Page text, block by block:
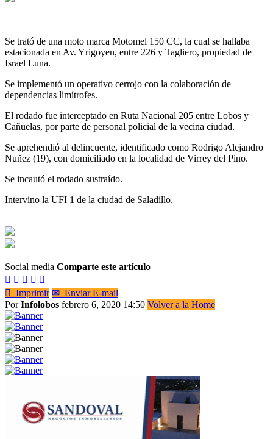
Se trató de una moto marca Motomel 150 CC, la cual se hallaba
estacionada en Av. Yrigoyen, entre 226 y Tagliero, propiedad de
Israel Luna.
Se implementó un operativo cerrojo con la colaboración de
dependencias limítrofes.
El rodado fue interceptado en Ruta Nacional 205 entre Lobos y
Cañuelas, por parte de personal policial de la vecina ciudad.
Se aprehendió al delincuente, identificado como Rodrigo Alejandro
Nuñez (19), con domiciliado en la localidad de Virrey del Pino.
Se incautó el rodado sustraído.
Intervino la UFI 1 de la ciudad de Saladillo.
Social media Comparte este artículo
    
 Imprimir ✉ Enviar E-mail
PorInfolobos febrero 6, 2020 14:50 Volver a la Home